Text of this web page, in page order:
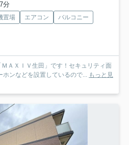
分
置場 エアコン
バルコニー
ＡＸＩＶ生田」です！セキュリティ面
ホンなどを設置しているので... もっと見